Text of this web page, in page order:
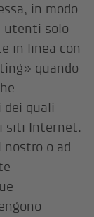
in modo
utenti solo
in linea con
quando
quali
siti Internet.
nostro o ad